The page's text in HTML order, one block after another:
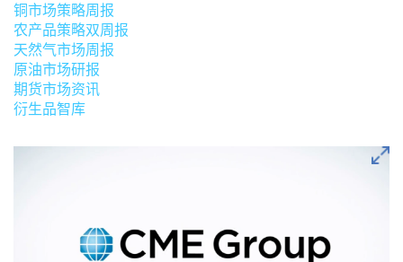
铜市场策略周报
农产品策略双周报
天然气市场周报
原油市场研报
期货市场资讯
衍生品智库